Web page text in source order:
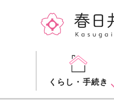
くらし・手続き